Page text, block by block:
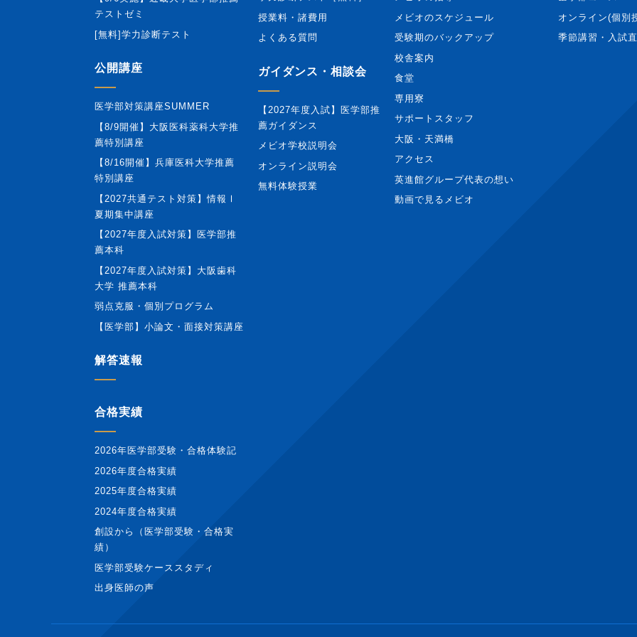
テストゼミ
[無料]学力診断テスト
公開講座
医学部対策講座SUMMER
【8/9開催】大阪医科薬科大学推
薦特別講座
【8/16開催】兵庫医科大学推薦
特別講座
【2027共通テスト対策】情報Ⅰ
夏期集中講座
【2027年度入試対策】医学部推
薦本科
【2027年度入試対策】大阪歯科
大学 推薦本科
弱点克服・個別プログラム
【医学部】小論文・面接対策講座
解答速報
合格実績
2026年医学部受験・合格体験記
2026年度合格実績
2025年度合格実績
2024年度合格実績
創設から（医学部受験・合格実
績）
医学部受験ケーススタディ
出身医師の声
授業料・諸費用
よくある質問
ガイダンス・相談会
【2027年度入試】医学部推
薦ガイダンス
メビオ学校説明会
オンライン説明会
無料体験授業
メビオのスケジュール
受験期のバックアップ
校舎案内
食堂
専用寮
サポートスタッフ
大阪・天満橋
アクセス
英進館グループ代表の想い
動画で見るメビオ
オンライン(個別
季節講習・入試